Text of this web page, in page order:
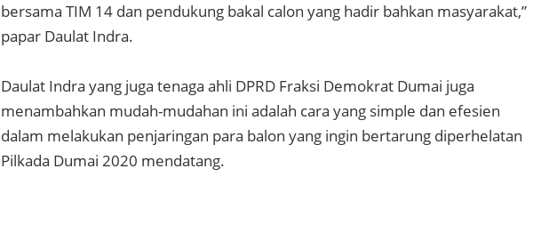
bersama TIM 14 dan pendukung bakal calon yang hadir bahkan masyarakat,”
papar Daulat Indra.
Daulat Indra yang juga tenaga ahli DPRD Fraksi Demokrat Dumai juga
menambahkan mudah-mudahan ini adalah cara yang simple dan efesien
dalam melakukan penjaringan para balon yang ingin bertarung diperhelatan
Pilkada Dumai 2020 mendatang.